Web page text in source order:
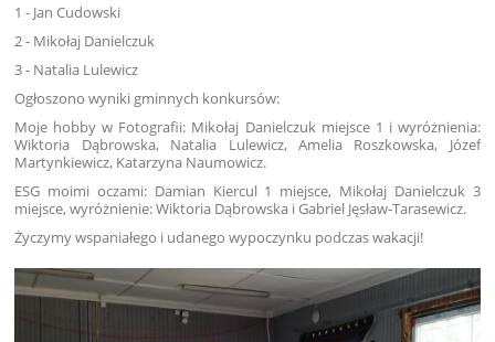
1 - Jan Cudowski
2 - Mikołaj Danielczuk
3 - Natalia Lulewicz
Ogłoszono wyniki gminnych konkursów:
Moje hobby w Fotografii: Mikołaj Danielczuk miejsce 1 i wyróżnienia:
Wiktoria Dąbrowska, Natalia Lulewicz, Amelia Roszkowska, Józef
Martynkiewicz, Katarzyna Naumowicz.
ESG moimi oczami: Damian Kiercul 1 miejsce, Mikołaj Danielczuk 3
miejsce, wyróżnienie: Wiktoria Dąbrowska i Gabriel Jęsław-Tarasewicz.
Życzymy wspaniałego i udanego wypoczynku podczas wakacji!